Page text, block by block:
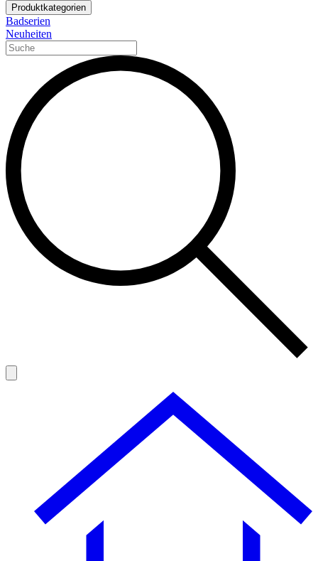
Produktkategorien
Badserien
Neuheiten